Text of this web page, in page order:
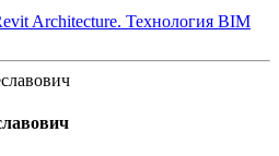
Architecture. Технология BIM